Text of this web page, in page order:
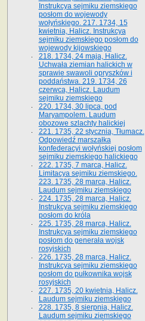
Instrukcya sejmiku ziemskiego
posłom do wojewody
wołyńskiego. 217. 1734, 15
kwietnia, Halicz. Instrukcya
sejmiku ziemskiego posłom do
wojewody kijowskiego
218. 1734, 24 maja, Halicz.
Uchwała ziemian halickich w
sprawie swawoli opryszków i
poddaństwa. 219. 1734, 26
czerwca, Halicz. Laudum
sejmiku ziemskiego
220. 1734, 30 lipca, pod
Maryampolem. Laudum
obozowe szlachty halickiej
221. 1735, 22 stycznia, Tłumacz.
Odpowiedź marszałka
konfederacyi wołyńskiej posłom
sejmiku ziemskiego halickiego
222. 1735, 7 marca, Halicz.
Limitacya sejmiku ziemskiego.
223. 1735, 28 marca, Halicz.
Laudum sejmiku ziemskiego
224. 1735, 28 marca, Halicz.
Instrukcya sejmiku ziemskiego
posłom do króla
225. 1735, 28 marca, Halicz.
Instrukcya sejmiku ziemskiego
posłom do generała wojsk
rosyjskich
226. 1735, 28 marca, Halicz.
Instrukcya sejmiku ziemskiego
posłom do pułkownika wojsk
rosyjskich
227. 1735, 20 kwietnia, Halicz.
Laudum sejmiku ziemskiego
228. 1735, 8 sierpnia, Halicz.
Laudum sejmiku ziemskiego